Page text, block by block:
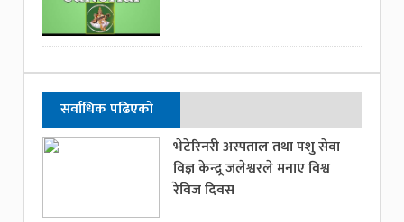
सर्वाधिक पढिएको
भेटेरिनरी अस्पताल तथा पशु सेवा
विज्ञ केन्द्र्र जलेश्वरले मनाए विश्व
रेविज दिवस